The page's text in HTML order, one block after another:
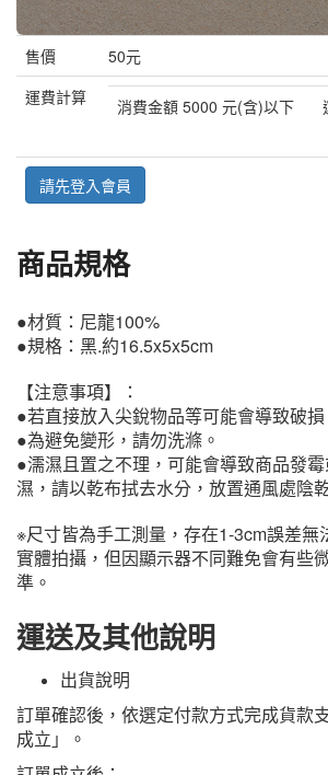
售價
50元
運費計算
消費金額 5000 元(含)以下
請先登入會員
商品規格
●材質：尼龍100%
●規格：黑.約16.5x5x5cm
【注意事項】：
●若直接放入尖銳物品等可能會導致破
●為避免變形，請勿洗滌。
●濡濕且置之不理，可能會導致商品發
濕，請以乾布拭去水分，放置通風處陰
※尺寸皆為手工測量，存在1-3cm誤差無
實體拍攝，但因顯示器不同難免會有些
準。
運送及其他說明
出貨說明
訂單確認後，依選定付款方式完成貨款
成立」。